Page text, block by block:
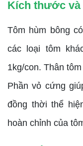
Kích thước và
Tôm hùm bông
các loại tôm
1kg/con. Thân
Phần vỏ cứng
đồng thời thể
hoàn chỉnh của